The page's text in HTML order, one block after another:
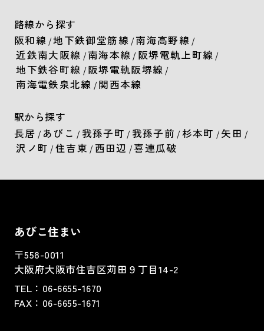
路線から探す
阪和線 /地下鉄御堂筋線 /南海高野線 /
近鉄南大阪線 /南海本線 / 阪堺電軌上町線 /
地下鉄谷町線 / 阪堺電軌阪堺線 /
南海電鉄泉北線 / 関西本線
駅から探す
長居 / あびこ / 我孫子町 / 我孫子前 / 杉本町 / 矢田 /
沢ノ町 / 住吉東 / 西田辺 /喜連瓜破
あびこ住まい
〒558-0011
大阪府大阪市住吉区苅田９丁目14-2
TEL： 06-6655-1670
FAX： 06-6655-1671